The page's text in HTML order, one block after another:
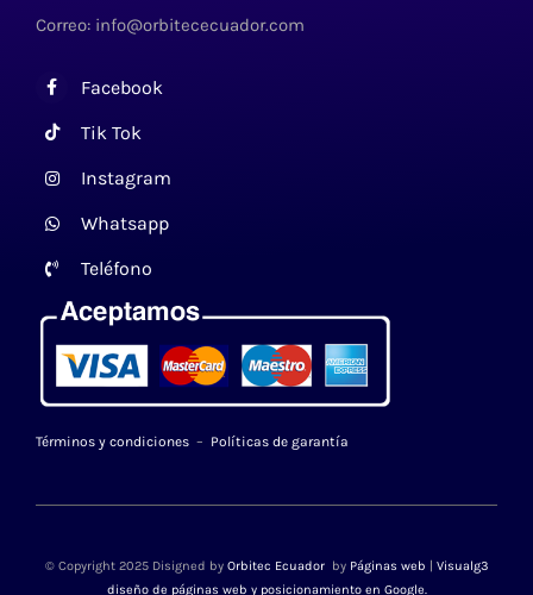
Correo: info@orbitececuador.com
Facebook
Tik Tok
Instagram
Whatsapp
Teléfono
Términos y condiciones– Políticas de garantía
© Copyright 2025 Disigned by Orbitec Ecuador by Páginas web
Visualg3
diseño de páginas web y posicionamiento en Google.